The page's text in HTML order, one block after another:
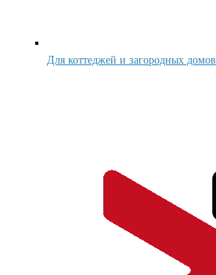
Для коттеджей и загородных домов